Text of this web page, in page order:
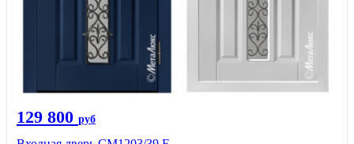
129 800 руб